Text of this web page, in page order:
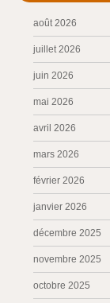
août 2026
juillet 2026
juin 2026
mai 2026
avril 2026
mars 2026
février 2026
janvier 2026
décembre 2025
novembre 2025
octobre 2025